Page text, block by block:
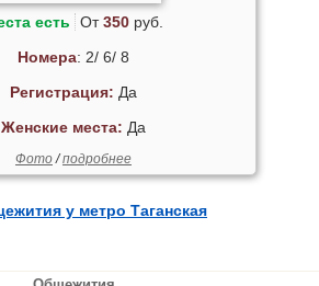
есть От350руб.
Номера: 2/ 6/ 8
Регистрация: Да
Женские места: Да
Фото/подробнее
у метро Таганская